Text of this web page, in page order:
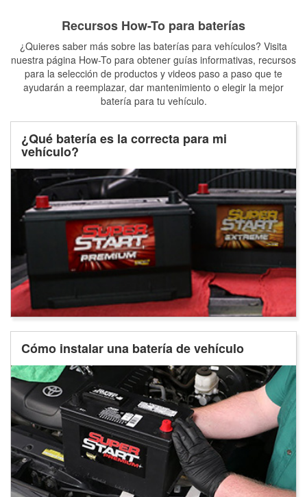
Recursos How-To para baterías
¿Quieres saber más sobre las baterías para vehículos? Visita
nuestra página How-To para obtener guías informativas, recursos
para la selección de productos y videos paso a paso que te
ayudarán a reemplazar, dar mantenimiento o elegir la mejor
batería para tu vehículo.
¿Qué batería es la correcta para mi
vehículo?
Cómo instalar una batería de vehículo